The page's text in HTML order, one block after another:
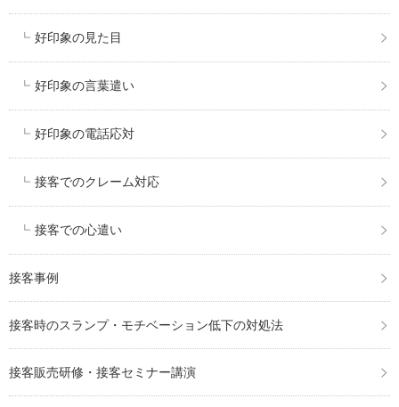
好印象の見た目
好印象の言葉遣い
好印象の電話応対
接客でのクレーム対応
接客での心遣い
接客事例
接客時のスランプ・モチベーション低下の対処法
接客販売研修・接客セミナー講演